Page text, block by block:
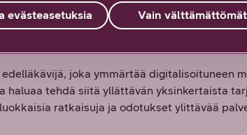
joka ymmärtää digitalisoituneen
haluaa tehdä siitä yllättävän yksinkertaista
ratkaisuja ja odotukset ylittävää
Vain välttämättömät
evästeasetuksia